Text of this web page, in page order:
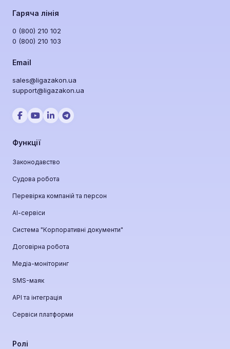
Гаряча лінія
0 (800) 210 102
0 (800) 210 103
Email
sales@ligazakon.ua
support@ligazakon.ua
Функції
Законодавство
Судова робота
Перевірка компаній та персон
АІ-сервіси
Система "Корпоративні документи"
Договірна робота
Медіа-моніторинг
SMS-маяк
API та інтеграція
Сервіси платформи
Ролі